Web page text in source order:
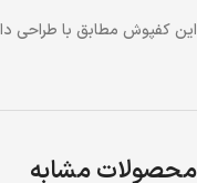
این کفپوش مطابق با طراحی داخلی خودروی پژو پارس و
محصولات مشابه